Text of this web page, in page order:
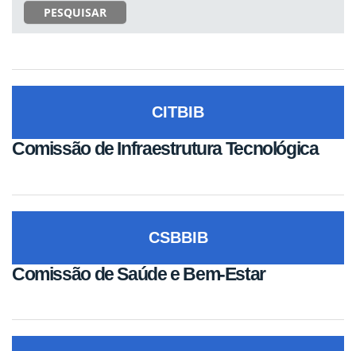
PESQUISAR
CITBIB
Comissão de Infraestrutura Tecnológica
CSBBIB
Comissão de Saúde e Bem-Estar